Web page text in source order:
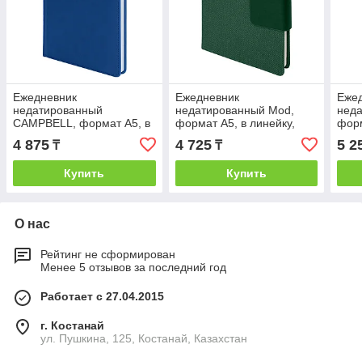
Ежедневник
недатированный
CAMPBELL, формат А5, в
линейку, Синий, -, 24605
25
4 875 ₸
Купить
Ежедневник
недатированный Mod,
формат А5, в линейку,
Зеленый, -, 24615 15
4 725₸
Купить
5
О нас
Рейтинг не сформирован
Менее 5 отзывов за последний год
Работает с 27.04.2015
г. Костанай
ул. Пушкина, 125, Костанай, Казахстан